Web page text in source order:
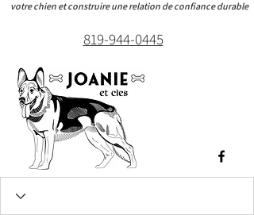
votre chien et construire une relation de confiance durable
819-944-0445